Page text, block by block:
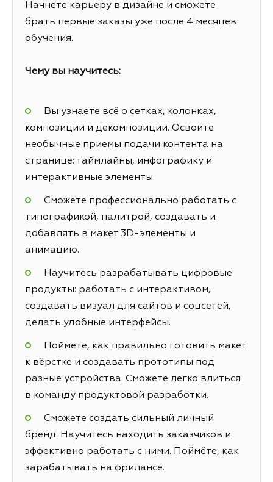
Начнете карьеру в дизайне и сможете
брать первые заказы уже после 4 месяцев
обучения.
Чему вы научитесь:
Вы узнаете всё о сетках, колонках,
композиции и декомпозиции. Освоите
необычные приемы подачи контента на
странице: таймлайны, инфографику и
интерактивные элементы.
Сможете профессионально работать с
типографикой, палитрой, создавать и
добавлять в макет 3D-элементы и
анимацию.
Научитесь разрабатывать цифровые
продукты: работать с интерактивом,
создавать визуал для сайтов и соцсетей,
делать удобные интерфейсы.
Поймёте, как правильно готовить макет
к вёрстке и создавать прототипы под
разные устройства. Сможете легко влиться
в команду продуктовой разработки.
Сможете создать сильный личный
бренд. Научитесь находить заказчиков и
эффективно работать с ними. Поймёте, как
зарабатывать на фрилансе.